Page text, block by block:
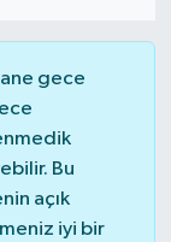
gece
Bu
açık
iyi bir